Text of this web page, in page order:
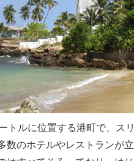
トルに位置する港町で、ス
数のホテルやレストランが